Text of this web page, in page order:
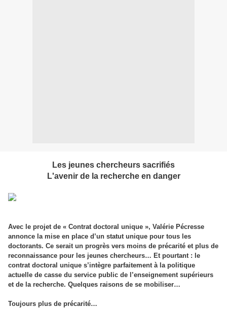
Les jeunes chercheurs sacrifiés
L'avenir de la recherche en danger
Avec le projet de « Contrat doctoral unique », Valérie Pécresse
annonce la mise en place d’un statut unique pour tous les
doctorants. Ce serait un progrès vers moins de précarité et plus de
reconnaissance pour les jeunes chercheurs… Et pourtant : le
contrat doctoral unique s’intègre parfaitement à la politique
actuelle de casse du service public de l’enseignement supérieurs
et de la recherche. Quelques raisons de se mobiliser…
Toujours plus de précarité…